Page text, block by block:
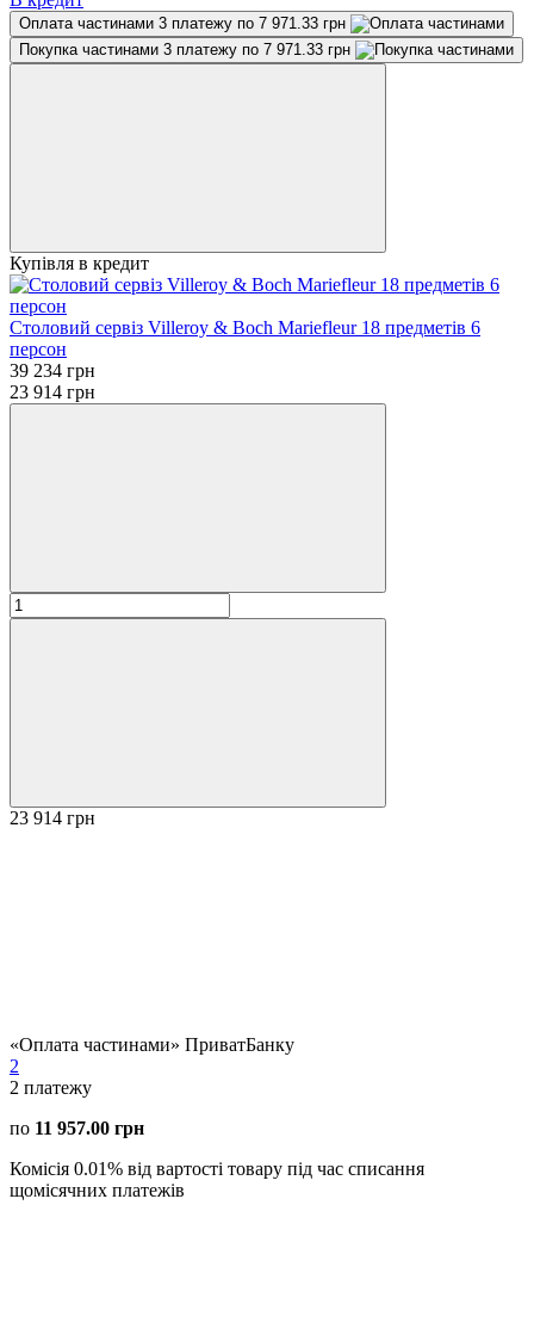
Оплата частинами 3 платежу по 7 971.33 грн
Покупка частинами 3 платежу по 7 971.33 грн
Купівля в кредит
Столовий сервіз Villeroy & Boch Mariefleur 18 предметів 6
персон
39 234 грн
23 914 грн
23 914 грн
«Оплата частинами» ПриватБанку
2
2 платежу
по 11 957.00 грн
Комісія 0.01% від вартості товару під час списання
щомісячних платежів